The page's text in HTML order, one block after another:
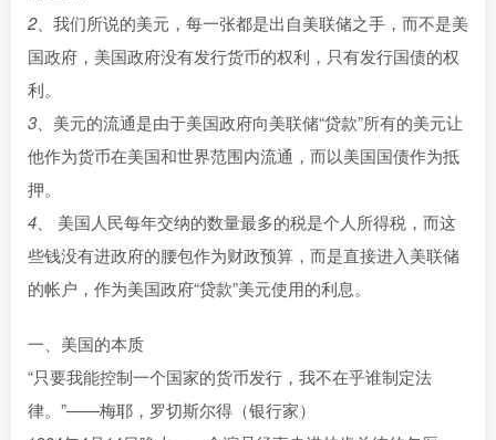
2、我们所说的美元，每一张都是出自美联储之手，而不是美
国政府，美国政府没有发行货币的权利，只有发行国债的权
利。
3、美元的流通是由于美国政府向美联储“贷款”所有的美元让
他作为货币在美国和世界范围内流通，而以美国国债作为抵
押。
4 、 美国人民每年交纳的数量最多的税是个人所得税，而这
些钱没有进政府的腰包作为财政预算，而是直接进入美联储
的帐户，作为美国政府“贷款”美元使用的利息。
一、美国的本质
“只要我能控制一个国家的货币发行，我不在乎谁制定法
律。”——梅耶，罗切斯尔得（银行家）